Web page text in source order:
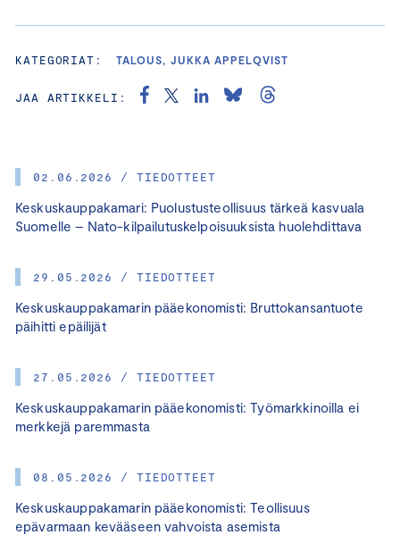
02.06.2026 / TIEDOTTEET
Keskuskauppakamari: Puolustusteollisuus tärkeä kasvuala
Suomelle – Nato-kilpailutuskelpoisuuksista huolehdittava
29.05.2026 / TIEDOTTEET
Keskuskauppakamarin pääekonomisti: Bruttokansantuote
päihitti epäilijät
27.05.2026 / TIEDOTTEET
Keskuskauppakamarin pääekonomisti: Työmarkkinoilla ei
merkkejä paremmasta
08.05.2026 / TIEDOTTEET
Keskuskauppakamarin pääekonomisti: Teollisuus
epävarmaan kevääseen vahvoista asemista
KATEGORIAT: TALOUS, JUKKA APPELQVIST
JAA ARTIKKELI: